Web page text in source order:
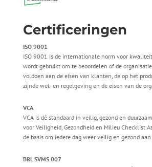
Certificeringen
ISO 9001
ISO 9001 is de internationale norm voor
wordt gebruikt om te beoordelen of de
voldoen aan de eisen van klanten, de op het
zijnde wet- en regelgeving en de eisen van de
VCA
VCA is dé standaard in veilig, gezond en
voor Veiligheid, Gezondheid en Milieu Checklist
de basis om iedere dag weer veilig en gezond
BRL SVMS 007